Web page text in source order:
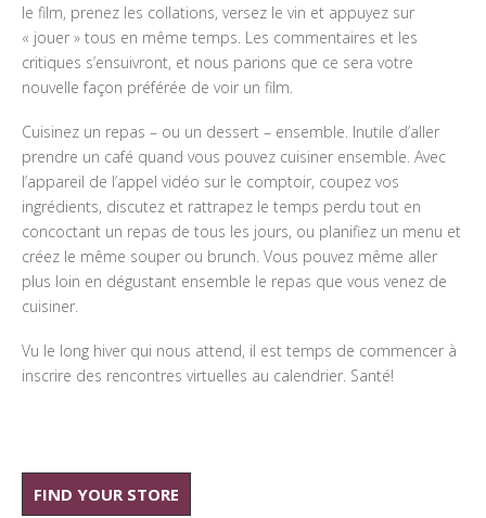
le film, prenez les collations, versez le vin et appuyez sur
« jouer » tous en même temps. Les commentaires et les
critiques s’ensuivront, et nous parions que ce sera votre
nouvelle façon préférée de voir un film.
Cuisinez un repas – ou un dessert – ensemble. Inutile d’aller
prendre un café quand vous pouvez cuisiner ensemble. Avec
l’appareil de l’appel vidéo sur le comptoir, coupez vos
ingrédients, discutez et rattrapez le temps perdu tout en
concoctant un repas de tous les jours, ou planifiez un menu et
créez le même souper ou brunch. Vous pouvez même aller
plus loin en dégustant ensemble le repas que vous venez de
cuisiner.
Vu le long hiver qui nous attend, il est temps de commencer à
inscrire des rencontres virtuelles au calendrier. Santé!
FIND YOUR STORE